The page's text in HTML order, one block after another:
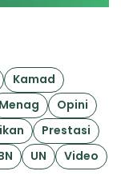
Kamad
Menag
Opini
Prestasi
UN Video